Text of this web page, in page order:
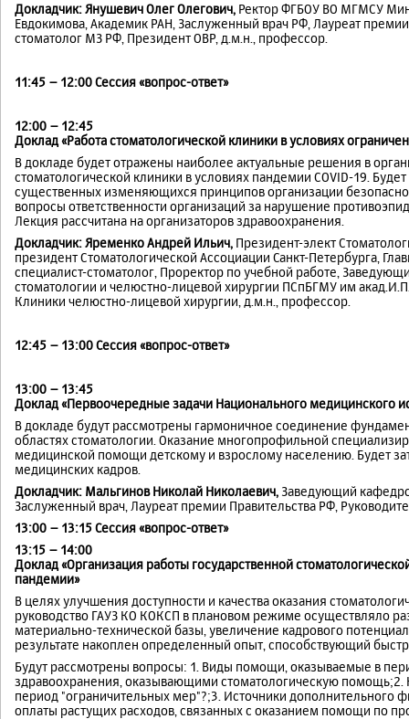
Докладчик: Янушевич Олег Олегович, Ректор ФГБОУ ВО МГМСУ
Евдокимова, Академик РАН, Заслуженный врач РФ, Лауреат
стоматолог МЗ РФ, Президент ОВР, д.м.н., профессор.
11:45 – 12:00 Сессия «вопрос-ответ»
12:00 – 12:45
Доклад «Работа стоматологической клиники в условиях
В докладе будет отражены наиболее актуальные решения в
стоматологической клиники в условиях пандемии COVID-19.
существенных изменяющихся принципов организации
вопросы ответственности организаций за нарушение
Лекция рассчитана на организаторов здравоохранения.
Докладчик: Яременко Андрей Ильич, Президент-элект
президент Стоматологической Ассоциации Санкт-Петербурга,
специалист-стоматолог, Проректор по учебной работе,
стоматологии и челюстно-лицевой хирургии ПСпБГМУ им
Клиники челюстно-лицевой хирургии, д.м.н., профессор.
12:45 – 13:00 Сессия «вопрос-ответ»
13:00 – 13:45
Доклад «Первоочередные задачи Национального медицинского
В докладе будут рассмотрены гармоничное соединение
областях стоматологии. Оказание многопрофильной
медицинской помощи детскому и взрослому населению. Будет
медицинских кадров.
Докладчик: Мальгинов Николай Николаевич, Заведующий
Заслуженный врач, Лауреат премии Правительства РФ,
13:00 – 13:15 Сессия «вопрос-ответ»
13:15 – 14:00
Доклад «Организация работы государственной
пандемии»
В целях улучшения доступности и качества оказания
руководство ГАУЗ КО КОКСП в плановом режиме осуществляло
материально-технической базы, увеличение кадрового
результате накоплен определенный опыт, способствующий
Будут рассмотрены вопросы: 1. Виды помощи, оказываемые в
здравоохранения, оказывающими стоматологическую помощь;2.
период "ограничительных мер"?;3. Источники дополнительного
оплаты растущих расходов, связанных с оказанием помощи по